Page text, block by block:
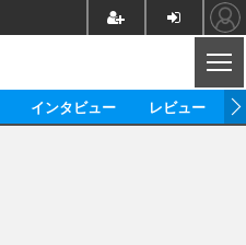
インタビュー レビュー